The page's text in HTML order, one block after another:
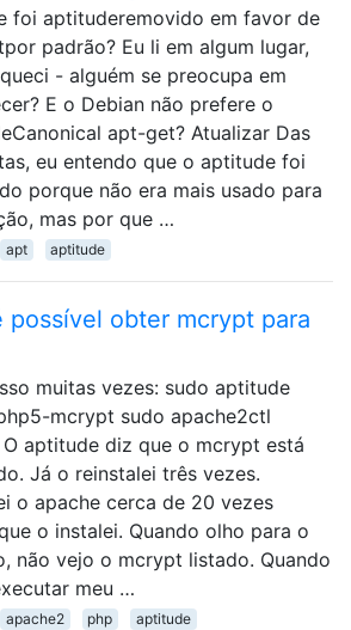
foi aptituderemovido em favor de
padrão? Eu li em algum lugar,
- alguém se preocupa em
E o Debian não prefere o
apt-get? Atualizar Das
eu entendo que o aptitude foi
porque não era mais usado para
mas por que …
apt aptitude
possível obter mcrypt para
muitas vezes: sudo aptitude
mcrypt sudo apache2ctl
aptitude diz que o mcrypt está
Já o reinstalei três vezes.
o apache cerca de 20 vezes
o instalei. Quando olho para o
não vejo o mcrypt listado. Quando
meu …
apache2 php aptitude